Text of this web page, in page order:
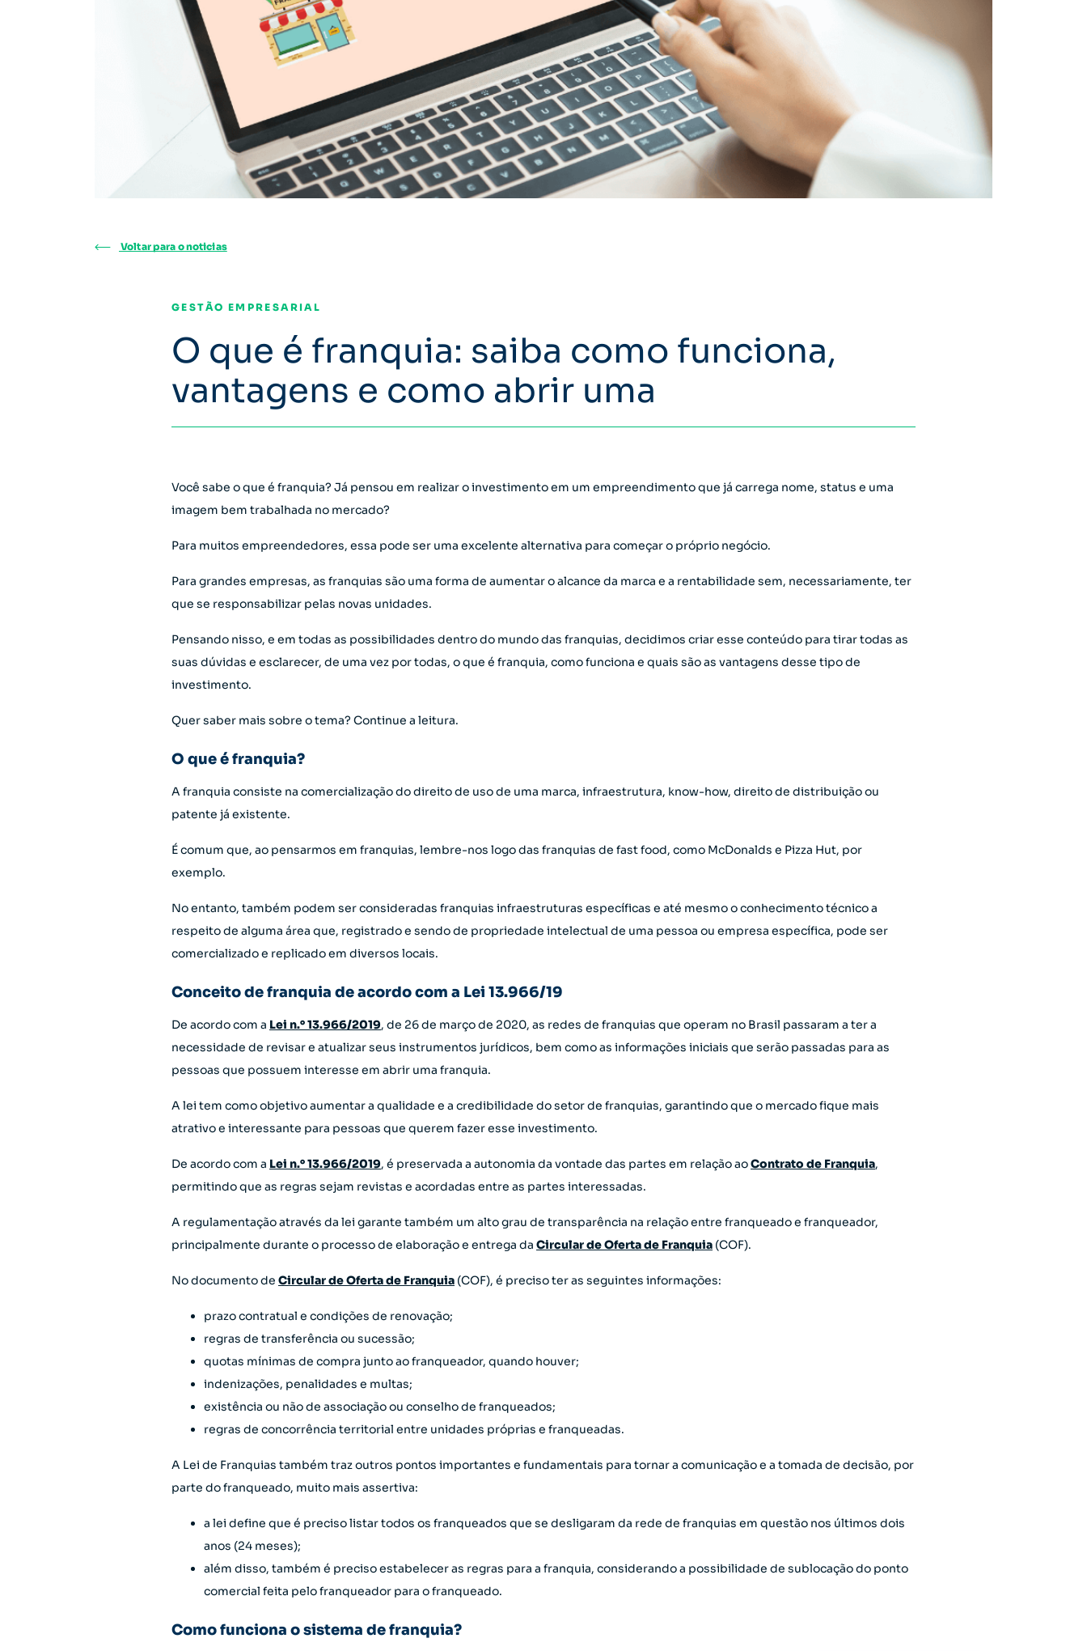
Voltar para o noticias
GESTÃO EMPRESARIAL
O que é franquia: saiba como funciona,
vantagens e como abrir uma
Você sabe o que é franquia? Já pensou em realizar o investimento em um empreendimento que já carrega nome, status e uma
imagem bem trabalhada no mercado?
Para muitos empreendedores, essa pode ser uma excelente alternativa para começar o próprio negócio.
Para grandes empresas, as franquias são uma forma de aumentar o alcance da marca e a rentabilidade sem, necessariamente, ter
que se responsabilizar pelas novas unidades.
Pensando nisso, e em todas as possibilidades dentro do mundo das franquias, decidimos criar esse conteúdo para tirar todas as
suas dúvidas e esclarecer, de uma vez por todas, o que é franquia, como funciona e quais são as vantagens desse tipo de
investimento.
Quer saber mais sobre o tema? Continue a leitura.
O que é franquia?
A franquia consiste na comercialização do direito de uso de uma marca, infraestrutura, know-how, direito de distribuição ou
patente já existente.
É comum que, ao pensarmos em franquias, lembre-nos logo das franquias de fast food, como McDonalds e Pizza Hut, por
exemplo.
No entanto, também podem ser consideradas franquias infraestruturas específicas e até mesmo o conhecimento técnico a
respeito de alguma área que, registrado e sendo de propriedade intelectual de uma pessoa ou empresa específica, pode ser
comercializado e replicado em diversos locais.
Conceito de franquia de acordo com a Lei 13.966/19
De acordo com a Lei n.° 13.966/2019, de 26 de março de 2020, as redes de franquias que operam no Brasil passaram a ter a
necessidade de revisar e atualizar seus instrumentos jurídicos, bem como as informações iniciais que serão passadas para as
pessoas que possuem interesse em abrir uma franquia.
A lei tem como objetivo aumentar a qualidade e a credibilidade do setor de franquias, garantindo que o mercado fique mais
atrativo e interessante para pessoas que querem fazer esse investimento.
De acordo com a Lei n.° 13.966/2019, é preservada a autonomia da vontade das partes em relação aoContrato de Franquia,
permitindo que as regras sejam revistas e acordadas entre as partes interessadas.
A regulamentação através da lei garante também um alto grau de transparência na relação entre franqueado e franqueador,
principalmente durante o processo de elaboração e entrega da Circular de Oferta de Franquia (COF).
No documento de Circular de Oferta de Franquia (COF), é preciso ter as seguintes informações:
prazo contratual e condições de renovação;
regras de transferência ou sucessão;
quotas mínimas de compra junto ao franqueador, quando houver;
indenizações, penalidades e multas;
existência ou não de associação ou conselho de franqueados;
regras de concorrência territorial entre unidades próprias e franqueadas.
A Lei de Franquias também traz outros pontos importantes e fundamentais para tornar a comunicação e a tomada de decisão, por
parte do franqueado, muito mais assertiva:
a lei define que é preciso listar todos os franqueados que se desligaram da rede de franquias em questão nos últimos dois
anos (24 meses);
além disso, também é preciso estabelecer as regras para a franquia, considerando a possibilidade de sublocação do ponto
comercial feita pelo franqueador para o franqueado.
Como funciona o sistema de franquia?